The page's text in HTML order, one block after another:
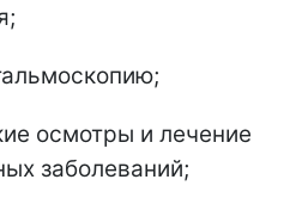
осмотры и лечение
заболеваний;